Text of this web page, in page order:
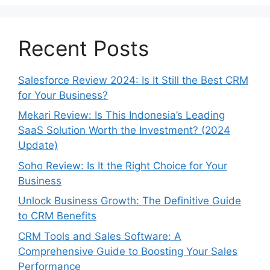
Recent Posts
Salesforce Review 2024: Is It Still the Best CRM
for Your Business?
Mekari Review: Is This Indonesia’s Leading
SaaS Solution Worth the Investment? (2024
Update)
Soho Review: Is It the Right Choice for Your
Business
Unlock Business Growth: The Definitive Guide
to CRM Benefits
CRM Tools and Sales Software: A
Comprehensive Guide to Boosting Your Sales
Performance